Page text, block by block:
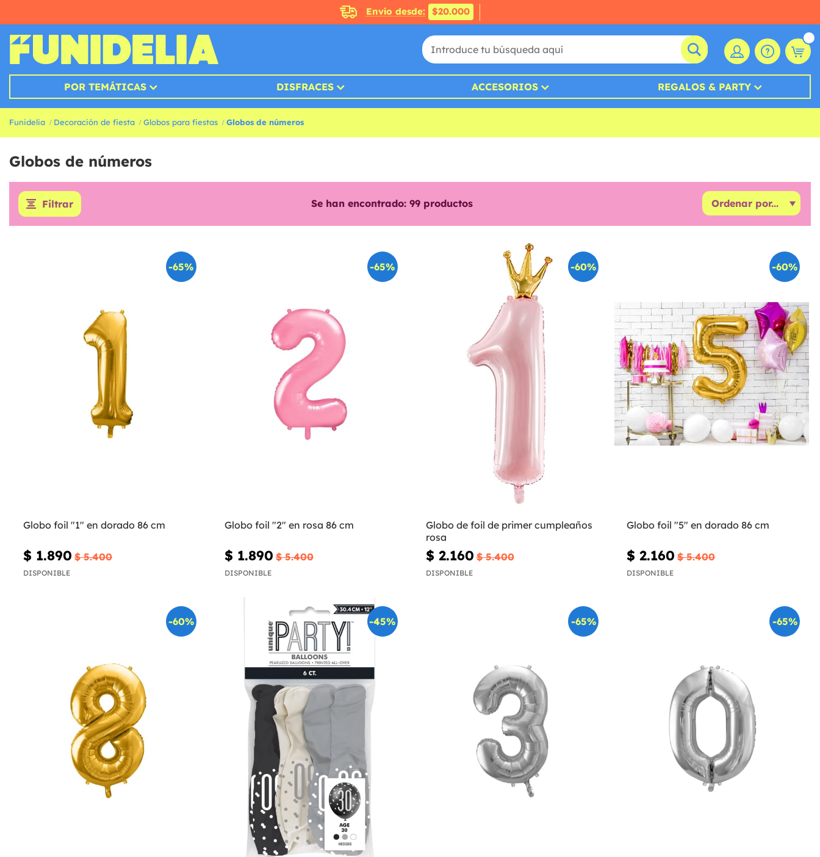
Envío desde: $20.000
POR TEMÁTICAS DISFRACES ACCESORIOS REGALOS & PARTY
Funidelia Decoración de fiesta Globos para fiestas Globos de números
Globos de números
Filtrar Se han encontrado: 99productos
-65%
Globo foil "1" en dorado 86 cm
$ 1.890 $ 5.400
DISPONIBLE
-65%
Globo foil "2" en rosa 86 cm
$ 1.890 $ 5.400
DISPONIBLE
-60%
Globo de foil de primer cumpleaños
rosa
$ 2.160 $ 5.400
DISPONIBLE
-60%
Globo foil "5" en dorado 86 cm
$ 2.160 $ 5.400
DISPONIBLE
-60% -45% -65% -65%